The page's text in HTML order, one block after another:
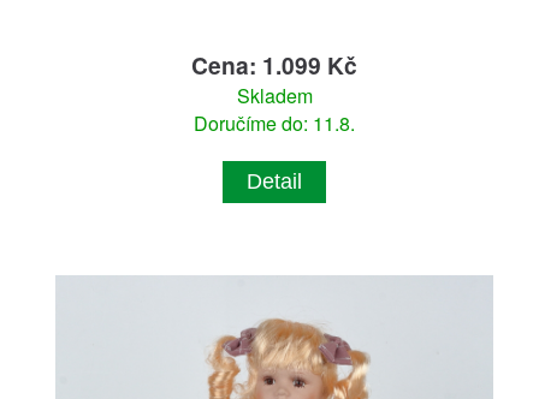
Cena: 1.099 Kč
Skladem
Doručíme do: 11.8.
Detail